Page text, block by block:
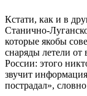
Кстати, как и в
Станично-
которые якобы
снаряды летели
России: этого
звучит
пострадал»,